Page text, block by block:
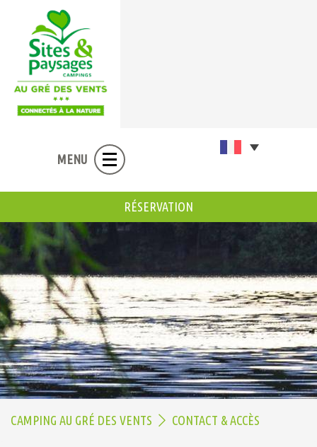
MENU
RÉSERVATION
CAMPING AU GRÉ DES VENTS CONTACT & ACCÈS